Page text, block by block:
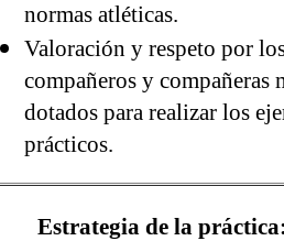
normas atléticas.
Valoración y respeto por
compañeros y compañeras
dotados para realizar los
prácticos.
Estrategia de la